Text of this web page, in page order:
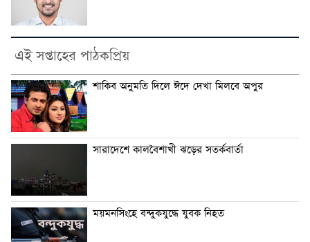
এই সপ্তাহের পাঠকপ্রিয়
শাকিব অনুমতি দিলে ঈদে দেখা মিলবে অপুর
সারাদেশে কালবৈশাখী ঝড়ের সতর্কবার্তা
ময়মনসিংহে বন্দুকযুদ্ধে যুবক নিহত